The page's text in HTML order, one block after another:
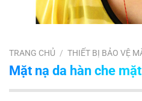
TRANG CHỦ / THIẾT BỊ BẢO VỆ
Mặt nạ da hàn che